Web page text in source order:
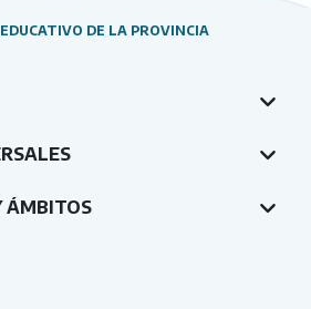
DE LA PROVINCIA
ÁMBITOS